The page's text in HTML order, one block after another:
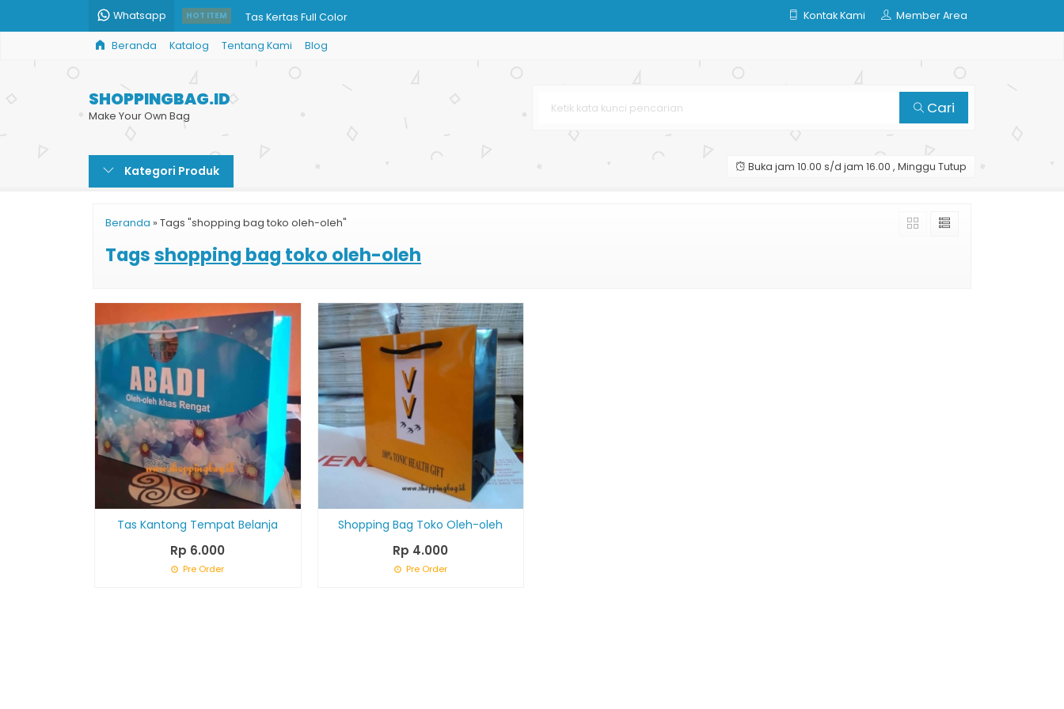
Whatsapp HOT ITEM Tas Kertas Full Color
Cetak Paper Bag Kecantikan
Paper Bag Butik Surabaya
Paper Bag Kotak HandPhone
Kontak Kami Member Area
Beranda Katalog Tentang Kami Blog
SHOPPINGBAG.ID
Make Your Own Bag Cari
Kategori Produk Buka jam 10.00 s/d jam 16.00 , Minggu Tutup
Beranda » Tags "shopping bag toko oleh-oleh"
Tagsshopping bag toko oleh-oleh
Tas Kantong Tempat Belanja
Rp 6.000
Pre Order
Shopping Bag Toko Oleh-oleh
Rp 4.000
Pre Order